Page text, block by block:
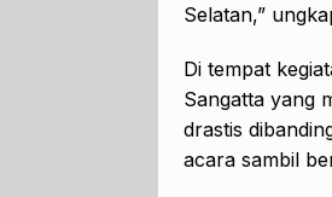
Selatan,”
Di tempat
Sangatta yang
drastis
acara sambil